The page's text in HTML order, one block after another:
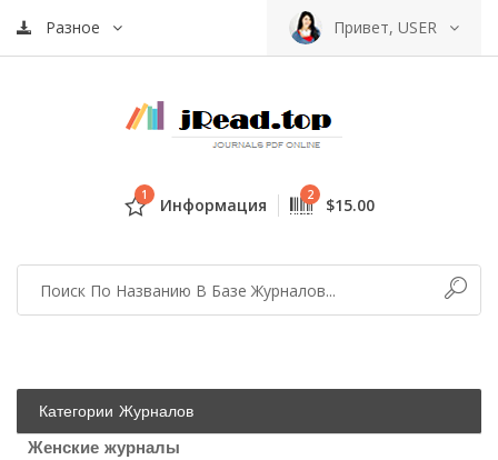
Разное Привет, USER
1 Информация 2 $15.00
Категории Журналов
Женские журналы